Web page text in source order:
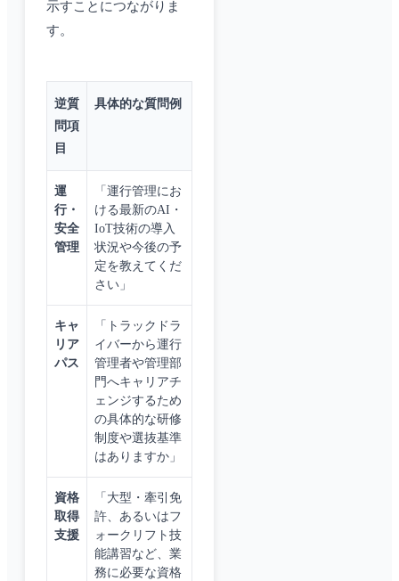
示すことにつながりま
す。
逆質
問項
目
具体的な質問例
運
行・
安全
管理
「運行管理にお
ける最新のAI・
IoT技術の導入
状況や今後の予
定を教えてくだ
さい」
キャ
リア
パス
「トラックドラ
イバーから運行
管理者や管理部
門へキャリアチ
ェンジするため
の具体的な研修
制度や選抜基準
はありますか」
資格
取得
支援
「大型・牽引免
許、あるいはフ
ォークリフト技
能講習など、業
務に必要な資格